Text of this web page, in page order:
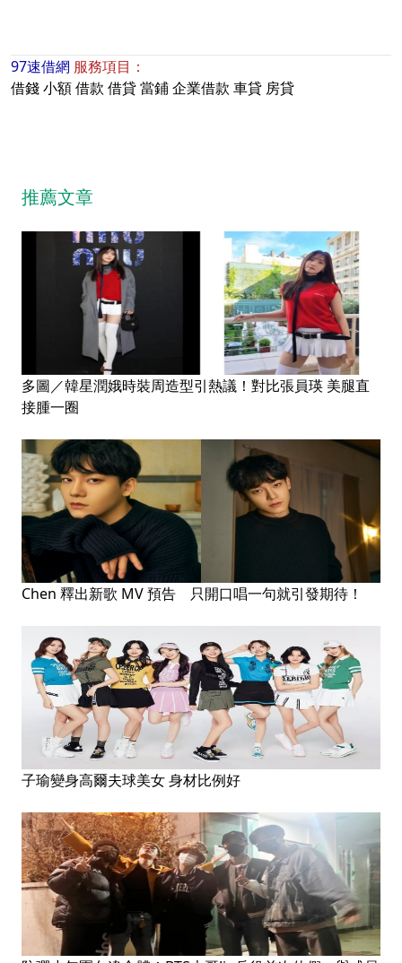
97速借網 服務項目：
借錢小額借款 借貸當鋪企業借款 車貸 房貸
推薦文章
多圖／韓星潤娥時裝周造型引熱議！對比張員瑛 美腿直
接腫一圈
Chen 釋出新歌 MV 預告 只開口唱一句就引發期待！
子瑜變身高爾夫球美女 身材比例好